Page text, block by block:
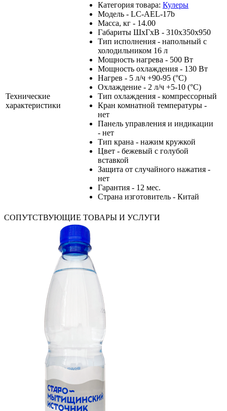
Технические
характеристики
Категория товара: Кулеры
Модель - LC-AEL-17b
Масса, кг - 14.00
Габариты ШхГхВ - 310х350х950
Тип исполнения - напольный с
холодильником 16 л
Мощность нагрева - 500 Вт
Мощность охлаждения - 130 Вт
Нагрев - 5 л/ч +90-95 (°С)
Охлаждение - 2 л/ч +5-10 (°С)
Тип охлаждения - компрессорный
Кран комнатной температуры -
нет
Панель управления и индикации
- нет
Тип крана - нажим кружкой
Цвет - бежевый с голубой
вставкой
Защита от случайного нажатия -
нет
Гарантия - 12 мес.
Страна изготовитель - Китай
СОПУТСТВУЮЩИЕ ТОВАРЫ И УСЛУГИ